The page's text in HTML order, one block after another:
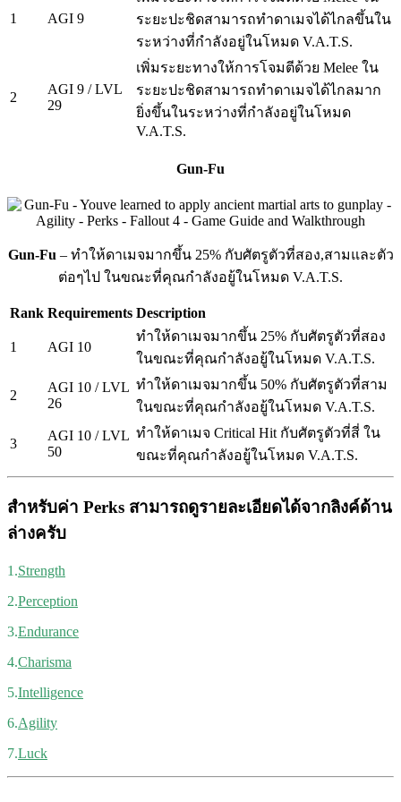
1 AGI 9
ระยะปะชิดสามารถทำดาเมจได้ไกลขึ้นใน
ระหว่างที่กำลังอยู่ในโหมด V.A.T.S.
2
AGI 9 / LVL
29
เพิ่มระยะทางให้การโจมตีด้วย Melee ใน
ระยะปะชิดสามารถทำดาเมจได้ไกลมาก
ยิ่งขึ้นในระหว่างที่กำลังอยู่ในโหมด
V.A.T.S.
Gun-Fu
Gun-Fu – ทำให้ดาเมจมากขึ้น 25% กับศัตรูตัวที่สอง,สามและตัว
ต่อๆไป ในขณะที่คุณกำลังอยู้ในโหมด V.A.T.S.
Rank Requirements Description
1 AGI 10
ทำให้ดาเมจมากขึ้น 25% กับศัตรูตัวที่สอง
ในขณะที่คุณกำลังอยู้ในโหมด V.A.T.S.
2
AGI 10 / LVL
26
ทำให้ดาเมจมากขึ้น 50% กับศัตรูตัวที่สาม
ในขณะที่คุณกำลังอยู้ในโหมด V.A.T.S.
3
AGI 10 / LVL
50
ทำให้ดาเมจ Critical Hit กับศัตรูตัวที่สี่ ใน
ขณะที่คุณกำลังอยู้ในโหมด V.A.T.S.
สำหรับค่า Perks สามารถดูรายละเอียดได้จากลิงค์ด้าน
ล่างครับ
1.Strength
2.Perception
3.Endurance
4.Charisma
5.Intelligence
6.Agility
7.Luck